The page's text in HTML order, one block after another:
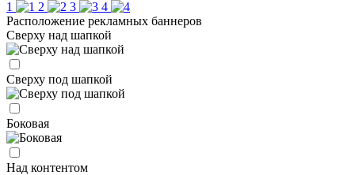
1
2 3
4
Расположение рекламных баннеров
Сверху над шапкой
Сверху под шапкой
Боковая
Над контентом